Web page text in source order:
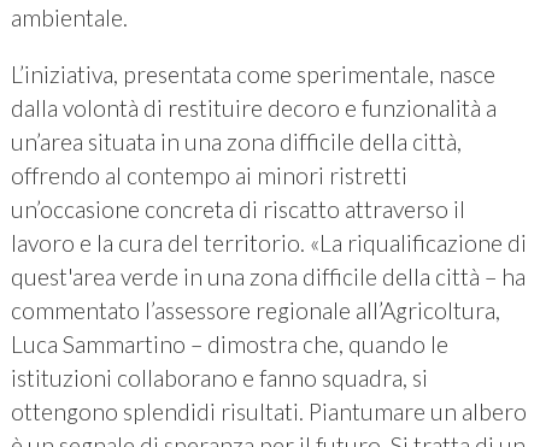
ambientale.
L’iniziativa, presentata come sperimentale, nasce
dalla volontà di restituire decoro e funzionalità a
un’area situata in una zona difficile della città,
offrendo al contempo ai minori ristretti
un’occasione concreta di riscatto attraverso il
lavoro e la cura del territorio. «La riqualificazione di
quest'area verde in una zona difficile della città – ha
commentato l’assessore regionale all’Agricoltura,
Luca Sammartino – dimostra che, quando le
istituzioni collaborano e fanno squadra, si
ottengono splendidi risultati. Piantumare un albero